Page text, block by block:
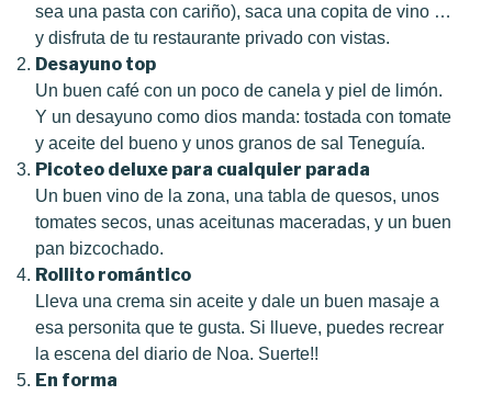
sea una pasta con cariño), saca una copita de vino …
y disfruta de tu restaurante privado con vistas.
Desayuno top
Un buen café con un poco de canela y piel de limón.
Y un desayuno como dios manda: tostada con tomate
y aceite del bueno y unos granos de sal Teneguía.
Picoteo deluxe para cualquier parada
Un buen vino de la zona, una tabla de quesos, unos
tomates secos, unas aceitunas maceradas, y un buen
pan bizcochado.
Rollito romántico
Lleva una crema sin aceite y dale un buen masaje a
esa personita que te gusta. Si llueve, puedes recrear
la escena del diario de Noa. Suerte!!
En forma